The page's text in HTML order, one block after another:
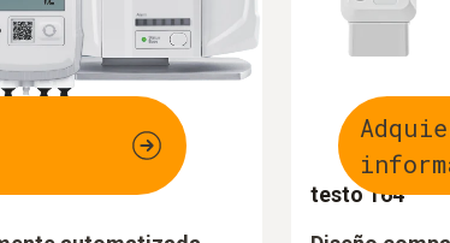
testo 164